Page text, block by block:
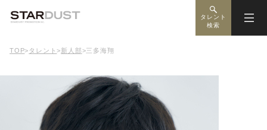
タレント
検索
TOP> タレント>新人部>三多海翔